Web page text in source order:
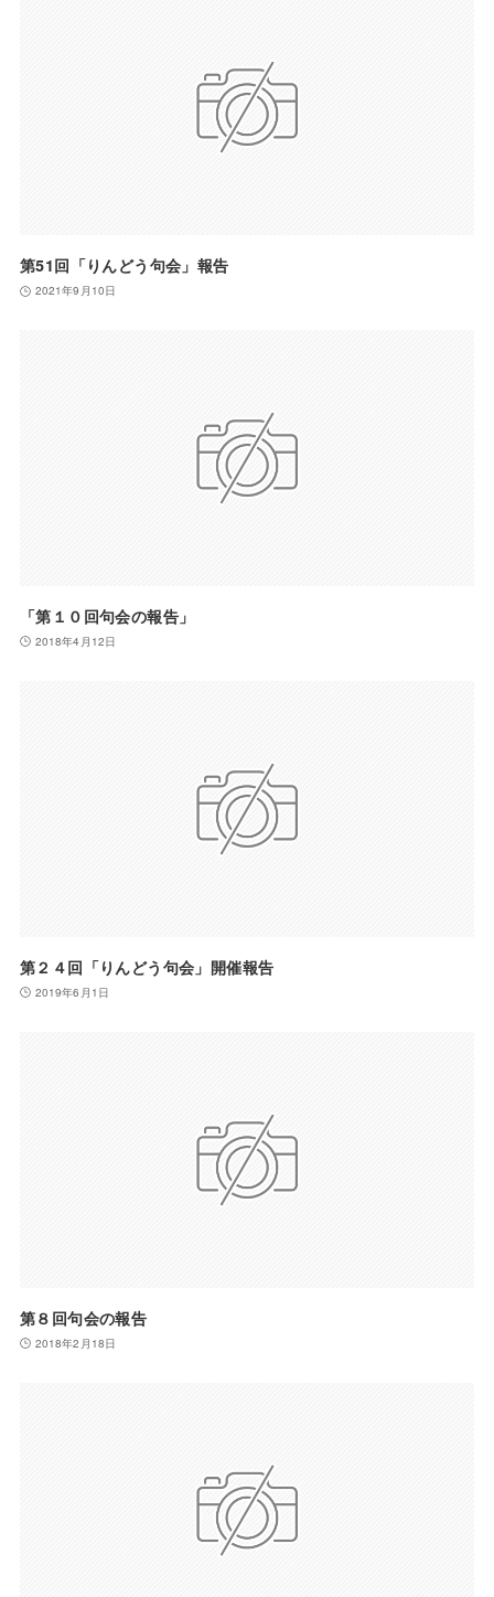
第51回「りんどう句会」報告
2021年9月10日
「第１０回句会の報告」
2018年4月12日
第２４回「りんどう句会」開催報告
2019年6月1日
第８回句会の報告
2018年2月18日